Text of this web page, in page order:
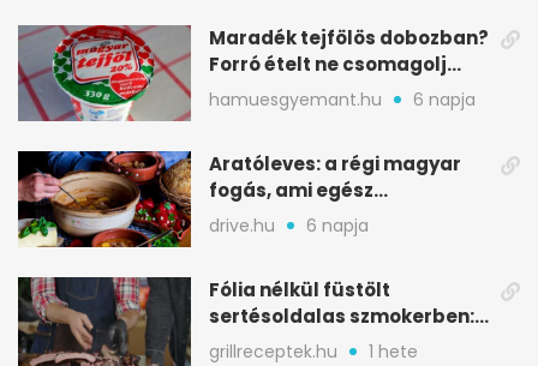
Maradék tejfölös dobozban?
Forró ételt ne csomagolj
ilyen tégelybe
hamuesgyemant.hu 6 napja
Aratóleves: a régi magyar
fogás, ami egész
csapatokat jóllakatott
drive.hu 6 napja
Fólia nélkül füstölt
sertésoldalas szmokerben:
ropogós bark, 6 óra
grillreceptek.hu 1 hete